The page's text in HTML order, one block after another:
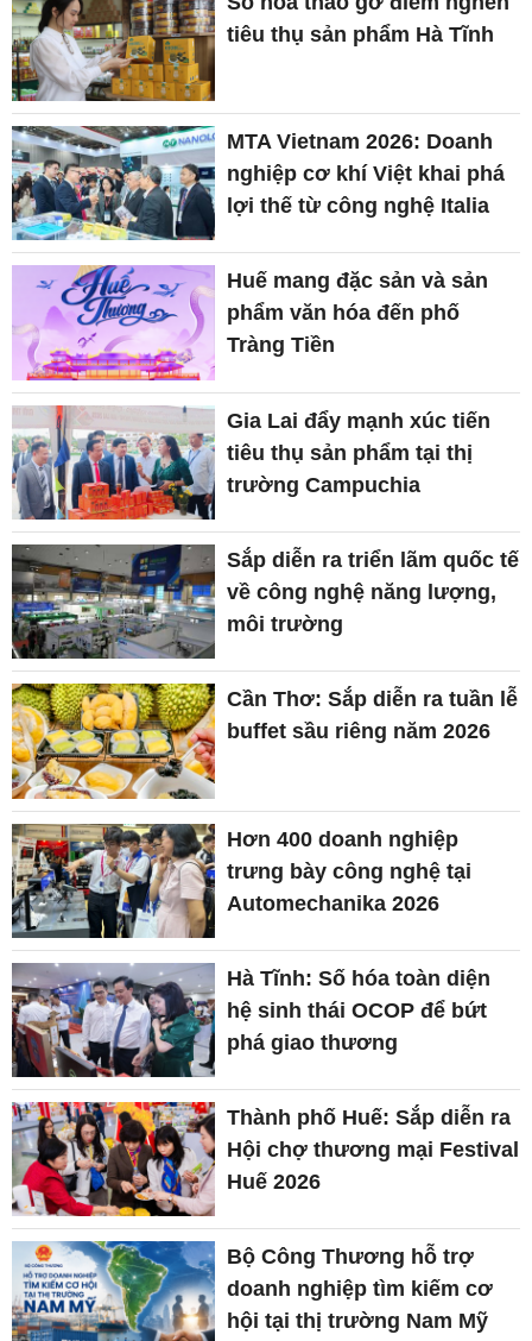
tiêu thụ sản phẩm Hà Tĩnh
MTA Vietnam 2026: Doanh
nghiệp cơ khí Việt khai phá
lợi thế từ công nghệ Italia
Huế mang đặc sản và sản
phẩm văn hóa đến phố
Tràng Tiền
Gia Lai đẩy mạnh xúc tiến
tiêu thụ sản phẩm tại thị
trường Campuchia
Sắp diễn ra triển lãm quốc tế
về công nghệ năng lượng,
môi trường
Cần Thơ: Sắp diễn ra tuần lễ
buffet sầu riêng năm 2026
Hơn 400 doanh nghiệp
trưng bày công nghệ tại
Automechanika 2026
Hà Tĩnh: Số hóa toàn diện
hệ sinh thái OCOP để bứt
phá giao thương
Thành phố Huế: Sắp diễn ra
Hội chợ thương mại Festival
Huế 2026
Bộ Công Thương hỗ trợ
doanh nghiệp tìm kiếm cơ
hội tại thị trường Nam Mỹ